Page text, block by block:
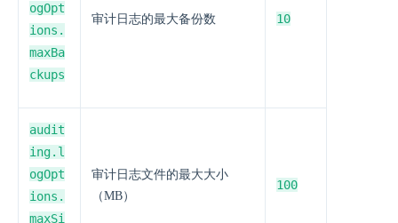
ogOpt
ions.
maxBa
ckups
审计日志的最大备份数 10
audit
ing.l
ogOpt
ions.
maxSi
审计日志文件的最大大小
（MB）
100